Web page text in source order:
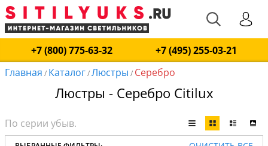
+7 (800) 775-63-32
+7 (495) 255-03-21
Главная / Каталог/Люстры / Серебро
Люстры - Серебро Citilux